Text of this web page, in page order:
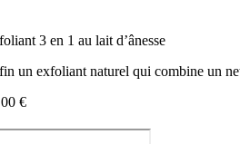
3 en 1 au lait d’ânesse
un exfoliant naturel qui combine un
€